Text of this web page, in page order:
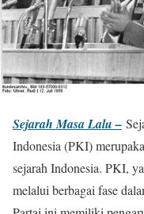
Sejarah Masa Lalu –
Indonesia (PKI)
sejarah Indonesia. PKI,
melalui berbagai fase